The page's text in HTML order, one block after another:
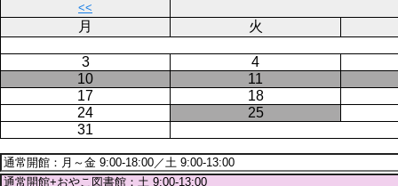
<<
月 火
3
4
10
11
17
18
24
25
31